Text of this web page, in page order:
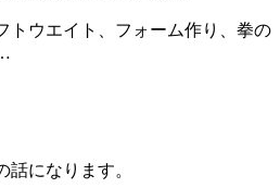
トウエイト、フォーム作り、拳の
になります。